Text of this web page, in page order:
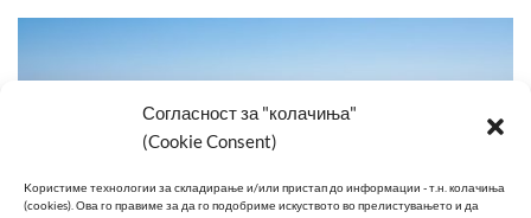
Согласност за "колачиња"
(Cookie Consent)
Kористиме технологии за складирање и/или пристап до информации - т.н. колачиња
(cookies).Ова го правиме за да го подобриме искуството во прелистувањето и да